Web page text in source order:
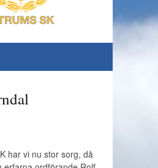
har vi nu stor sorg, då